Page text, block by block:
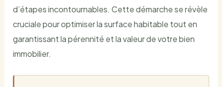
d’étapes incontournables. Cette démarche se révèle
cruciale pour optimiser la surface habitable tout en
garantissant la pérennité et la valeur de votre bien
immobilier.